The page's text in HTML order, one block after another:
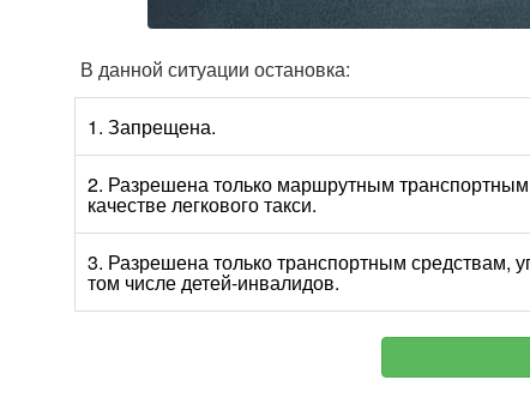
В данной ситуации остановка:
1. Запрещена.
2. Разрешена только маршрутным
качестве легкового такси.
3. Разрешена только транспортным
том числе детей-инвалидов.